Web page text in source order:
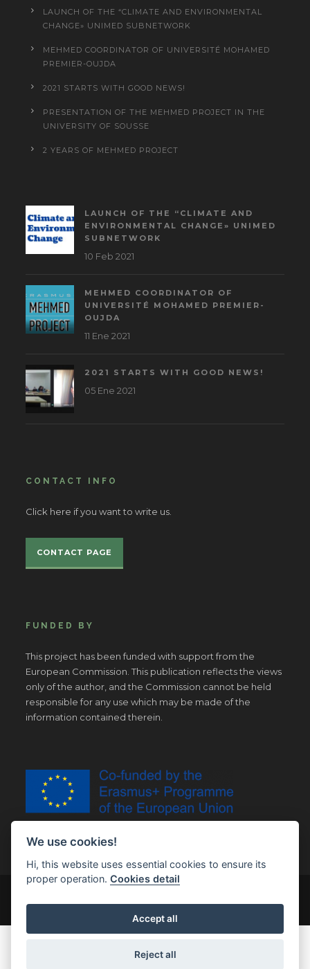
LAUNCH OF THE “CLIMATE AND ENVIRONMENTAL
CHANGE» UNIMED SUBNETWORK
MEHMED COORDINATOR OF UNIVERSITÉ MOHAMED
PREMIER-OUJDA
2021 STARTS WITH GOOD NEWS!
PRESENTATION OF THE MEHMED PROJECT IN THE
UNIVERSITY OF SOUSSE
2 YEARS OF MEHMED PROJECT
LAUNCH OF THE “CLIMATE AND
ENVIRONMENTAL CHANGE» UNIMED
SUBNETWORK
10 Feb 2021
MEHMED COORDINATOR OF
UNIVERSITÉ MOHAMED PREMIER-
OUJDA
11 Ene 2021
2021 STARTS WITH GOOD NEWS!
05 Ene 2021
CONTACT INFO
Click here if you want to write us.
CONTACT PAGE
FUNDED BY
This project has been funded with support from the
European Commission. This publication reflects the views
only of the author, and the Commission cannot be held
responsible for any use which may be made of the
information contained therein.
We use cookies!
Hi, this website uses essential cookies to ensure its
proper operation.Cookies detail
Accept all
Reject all